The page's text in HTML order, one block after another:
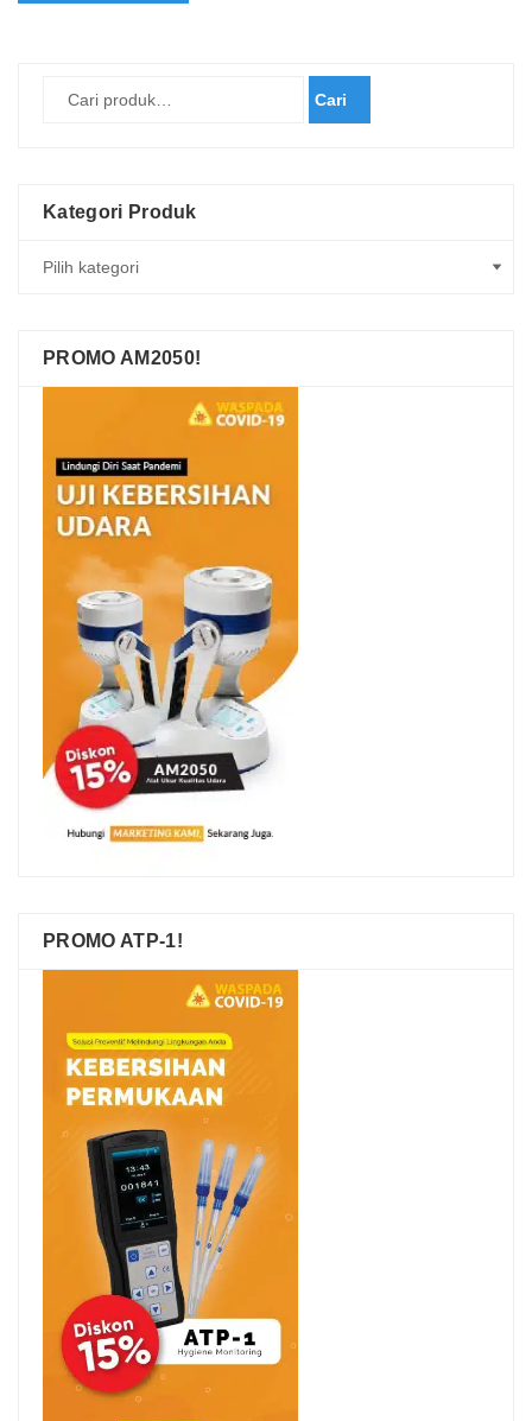
Cari
Kategori Produk
PROMO AM2050!
PROMO ATP-1!